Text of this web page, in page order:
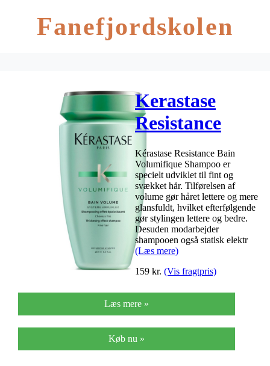
Fanefjordskolen
Kerastase
Resistance
Bain
Volumifique
Shampoo 250
ml
Kérastase Resistance Bain
Volumifique Shampoo er
specielt udviklet til fint og
svækket hår. Tilførelsen af
volume gør håret lettere og mere
glansfuldt, hvilket efterfølgende
gør stylingen lettere og bedre.
Desuden modarbejder
shampooen også statisk elektr
(Læs mere)
159 kr. (Vis fragtpris)
Læs mere »
Køb nu »